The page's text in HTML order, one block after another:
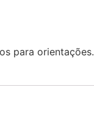
para orientações.